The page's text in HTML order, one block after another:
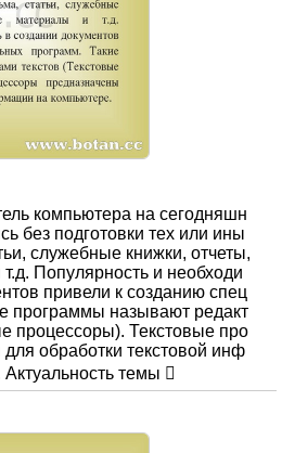
компьютера на сегодняшн
без подготовки тех или ины
служебные книжки, отчеты,
Популярность и необходи
привели к созданию спец
программы называют редакт
процессоры). Текстовые про
обработки текстовой инф
темы 